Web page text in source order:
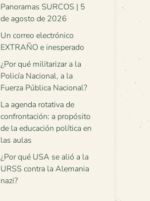
Panoramas SURCOS | 5
de agosto de 2026
Un correo electrónico
EXTRAÑO e inesperado
¿Por qué militarizar a la
Policía Nacional, a la
Fuerza Pública Nacional?
La agenda rotativa de
confrontación: a propósito
de la educación política en
las aulas
¿Por qué USA se alió a la
URSS contra la Alemania
nazi?